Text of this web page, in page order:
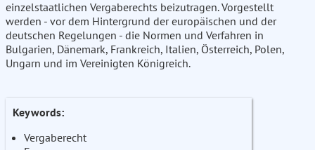
einzelstaatlichen Vergaberechts beizutragen. Vorgestellt
werden - vor dem Hintergrund der europäischen und der
deutschen Regelungen - die Normen und Verfahren in
Bulgarien, Dänemark, Frankreich, Italien, Österreich, Polen,
Ungarn und im Vereinigten Königreich.
Keywords:
Vergaberecht